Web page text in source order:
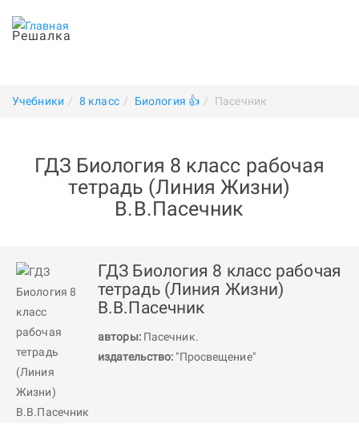
Решалка
Учебники 8 класс Биология 👍 Пасечник
ГДЗ Биология 8 класс рабочая
тетрадь (Линия Жизни)
В.В.Пасечник
ГДЗ Биология 8 класс рабочая
тетрадь (Линия Жизни)
В.В.Пасечник
авторы: Пасечник.
издательство: "Просвещение"